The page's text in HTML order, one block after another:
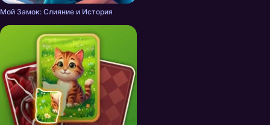
Мой Замок: Слияние и История